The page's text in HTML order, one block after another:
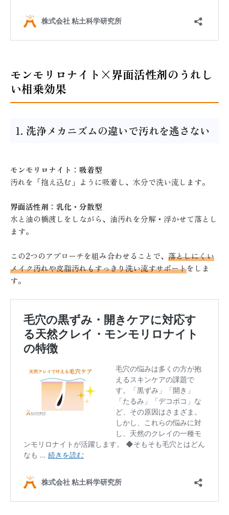
モンモリロナイト×界面活性剤のうれし
い相乗効果
1. 洗浄メカニズムの違いで汚れを逃さない
モンモリロナイト：吸着型
汚れを「抱え込む」ように吸着し、水分で洗い流します。
界面活性剤：乳化・分散型
水と油の橋渡しをしながら、油汚れを分解・浮かせて落とし
ます。
この2つのアプローチを組み合わせることで、 落としにくい
メイク汚れや皮脂汚れもすっきり洗い流すサポートをしま
す。